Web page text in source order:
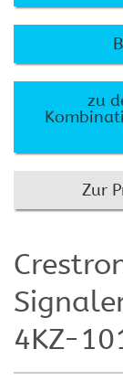
zu
Zur
4KZ-